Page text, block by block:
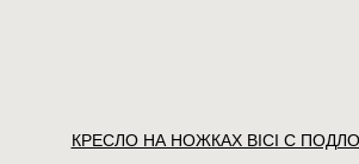
КРЕСЛО НА НОЖКАХ BICI С